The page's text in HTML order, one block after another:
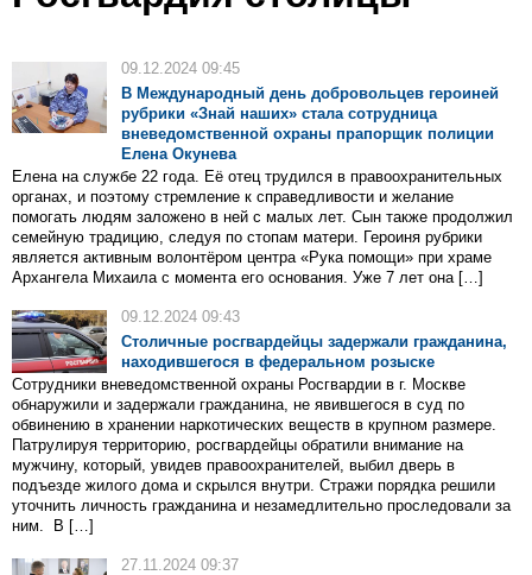
09.12.2024 09:45
В Международный день добровольцев героиней
рубрики «Знай наших» стала сотрудница
вневедомственной охраны прапорщик полиции
Елена Окунева
Елена на службе 22 года. Её отец трудился в правоохранительных
органах, и поэтому стремление к справедливости и желание
помогать людям заложено в ней с малых лет. Сын также продолжил
семейную традицию, следуя по стопам матери. Героиня рубрики
является активным волонтёром центра «Рука помощи» при храме
Архангела Михаила с момента его основания. Уже 7 лет она […]
09.12.2024 09:43
Столичные росгвардейцы задержали гражданина,
находившегося в федеральном розыске
Сотрудники вневедомственной охраны Росгвардии в г. Москве
обнаружили и задержали гражданина, не явившегося в суд по
обвинению в хранении наркотических веществ в крупном размере.
Патрулируя территорию, росгвардейцы обратили внимание на
мужчину, который, увидев правоохранителей, выбил дверь в
подъезде жилого дома и скрылся внутри. Стражи порядка решили
уточнить личность гражданина и незамедлительно проследовали за
ним. В […]
27.11.2024 09:37